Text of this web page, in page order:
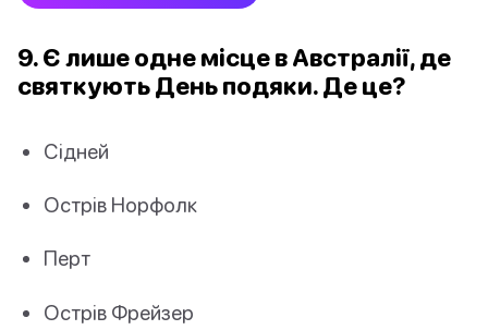
9. Є лише одне місце в Австралії, де
святкують День подяки. Де це?
Сідней
Острів Норфолк
Перт
Острів Фрейзер